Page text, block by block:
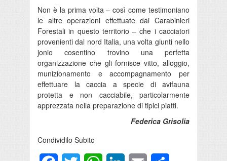
Non è la prima volta – così come testimoniano
le altre operazioni effettuate dai Carabinieri
Forestali in questo territorio – che i cacciatori
provenienti dal nord Italia, una volta giunti nello
jonio cosentino trovino una perfetta
organizzazione che gli fornisce vitto, alloggio,
munizionamento e accompagnamento per
effettuare la caccia a specie di avifauna
protetta e non cacciabile, particolarmente
apprezzata nella preparazione di tipici piatti.
Federica Grisolia
Condividilo Subito